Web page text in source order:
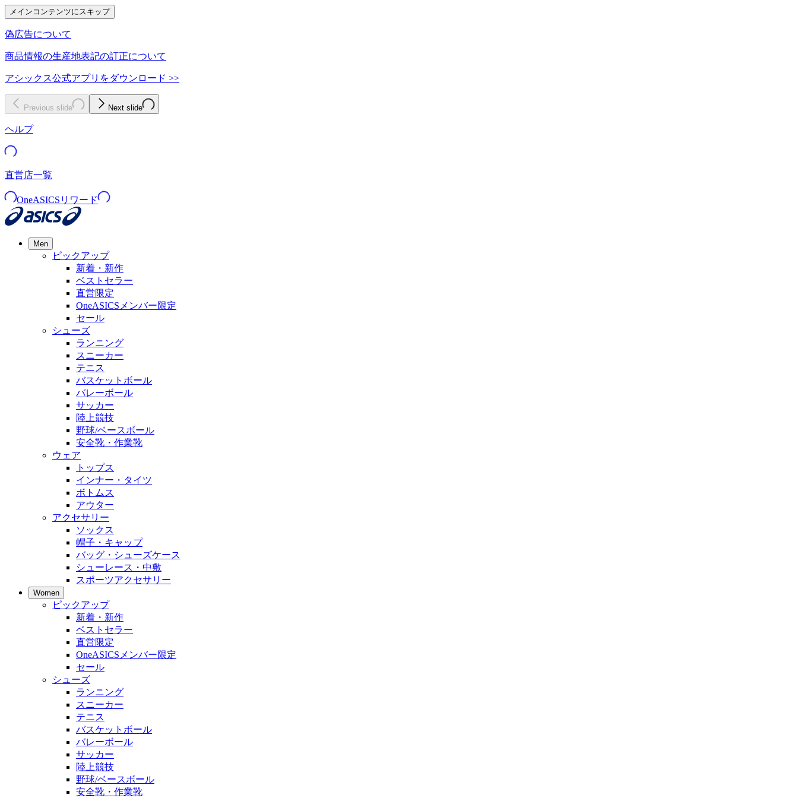
メインコンテンツにスキップ
偽広告について
商品情報の生産地表記の訂正について
アシックス公式アプリをダウンロード >>
Previous slide Next slide
ヘルプ
直営店一覧
OneASICSリワード
Men
ピックアップ
新着・新作
ベストセラー
直営限定
OneASICSメンバー限定
セール
シューズ
ランニング
スニーカー
テニス
バスケットボール
バレーボール
サッカー
陸上競技
野球/ベースボール
安全靴・作業靴
ウェア
トップス
インナー・タイツ
ボトムス
アウター
アクセサリー
ソックス
帽子・キャップ
バッグ・シューズケース
シューレース・中敷
スポーツアクセサリー
Women
ピックアップ
新着・新作
ベストセラー
直営限定
OneASICSメンバー限定
セール
シューズ
ランニング
スニーカー
テニス
バスケットボール
バレーボール
サッカー
陸上競技
野球/ベースボール
安全靴・作業靴